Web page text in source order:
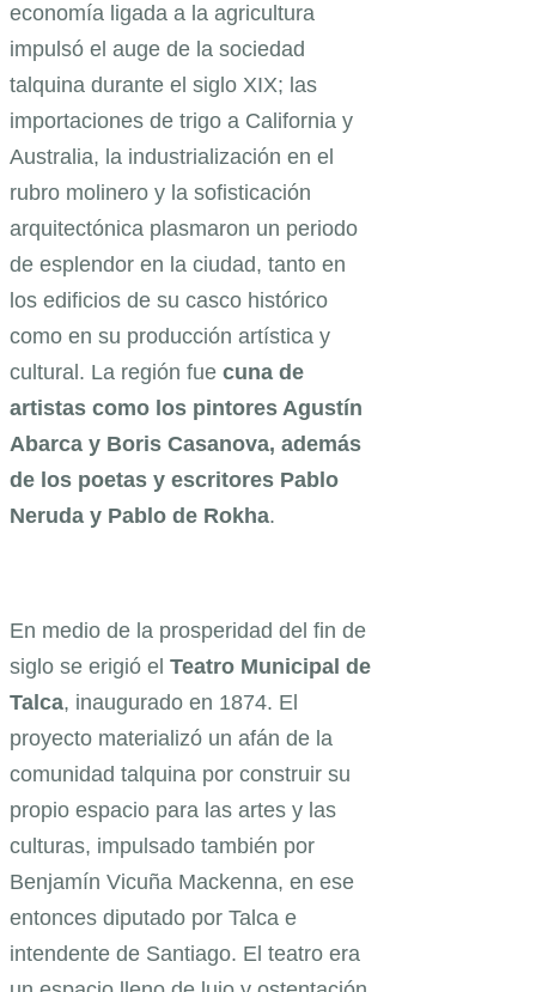
economía ligada a la agricultura
impulsó el auge de la sociedad
talquina durante el siglo XIX; las
importaciones de trigo a California y
Australia, la industrialización en el
rubro molinero y la sofisticación
arquitectónica plasmaron un periodo
de esplendor en la ciudad, tanto en
los edificios de su casco histórico
como en su producción artística y
cultural. La región fue cuna de
artistas como los pintores Agustín
Abarca y Boris Casanova, además
de los poetas y escritores Pablo
Neruda y Pablo de Rokha.
En medio de la prosperidad del fin de
siglo se erigió el Teatro Municipal de
Talca, inaugurado en 1874. El
proyecto materializó un afán de la
comunidad talquina por construir su
propio espacio para las artes y las
culturas, impulsado también por
Benjamín Vicuña Mackenna, en ese
entonces diputado por Talca e
intendente de Santiago. El teatro era